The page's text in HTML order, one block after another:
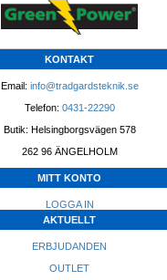
KONTAKT
Email: info@tradgardsteknik.se
Telefon: 0431-22290
Butik: Helsingborgsvägen 578
262 96 ÄNGELHOLM
MITT KONTO
LOGGA IN
AKTUELLT
ERBJUDANDEN
OUTLET